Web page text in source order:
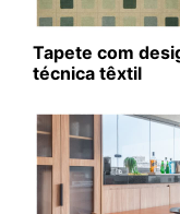
Tapete com
técnica têxtil